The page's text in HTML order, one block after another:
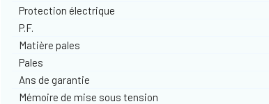
Protection électrique
P.F.
Matière pales
Pales
Ans de garantie
Mémoire de mise sous tension